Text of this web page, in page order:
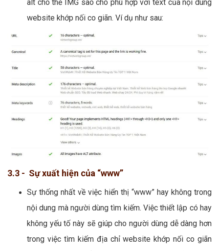
alt cho thẻ IMG sao cho phù hợp với text của nội dung
website khớp nối co giãn. Ví dụ như sau:
3.3 - Sự xuất hiện của “www”
Sự thống nhất về việc hiển thị “www” hay không trong
nội dung mà người dùng tìm kiếm. Việc thiết lập có hay
không yếu tố này sẽ giúp cho người dùng dễ dàng hơn
trong việc tìm kiếm địa chỉ website khớp nối co giãn